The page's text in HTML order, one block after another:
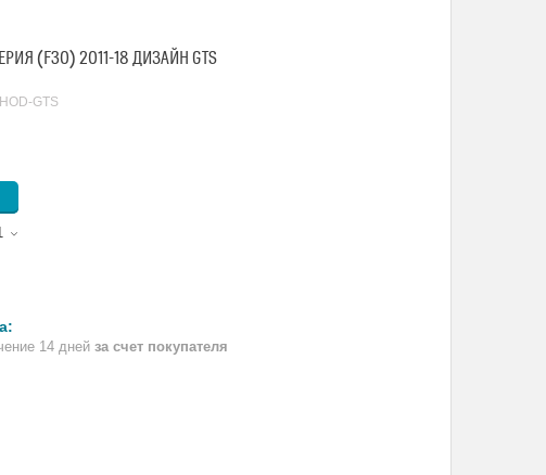
(F30) 2011-18 ДИЗАЙН GTS
GTS
14 дней за счет покупателя